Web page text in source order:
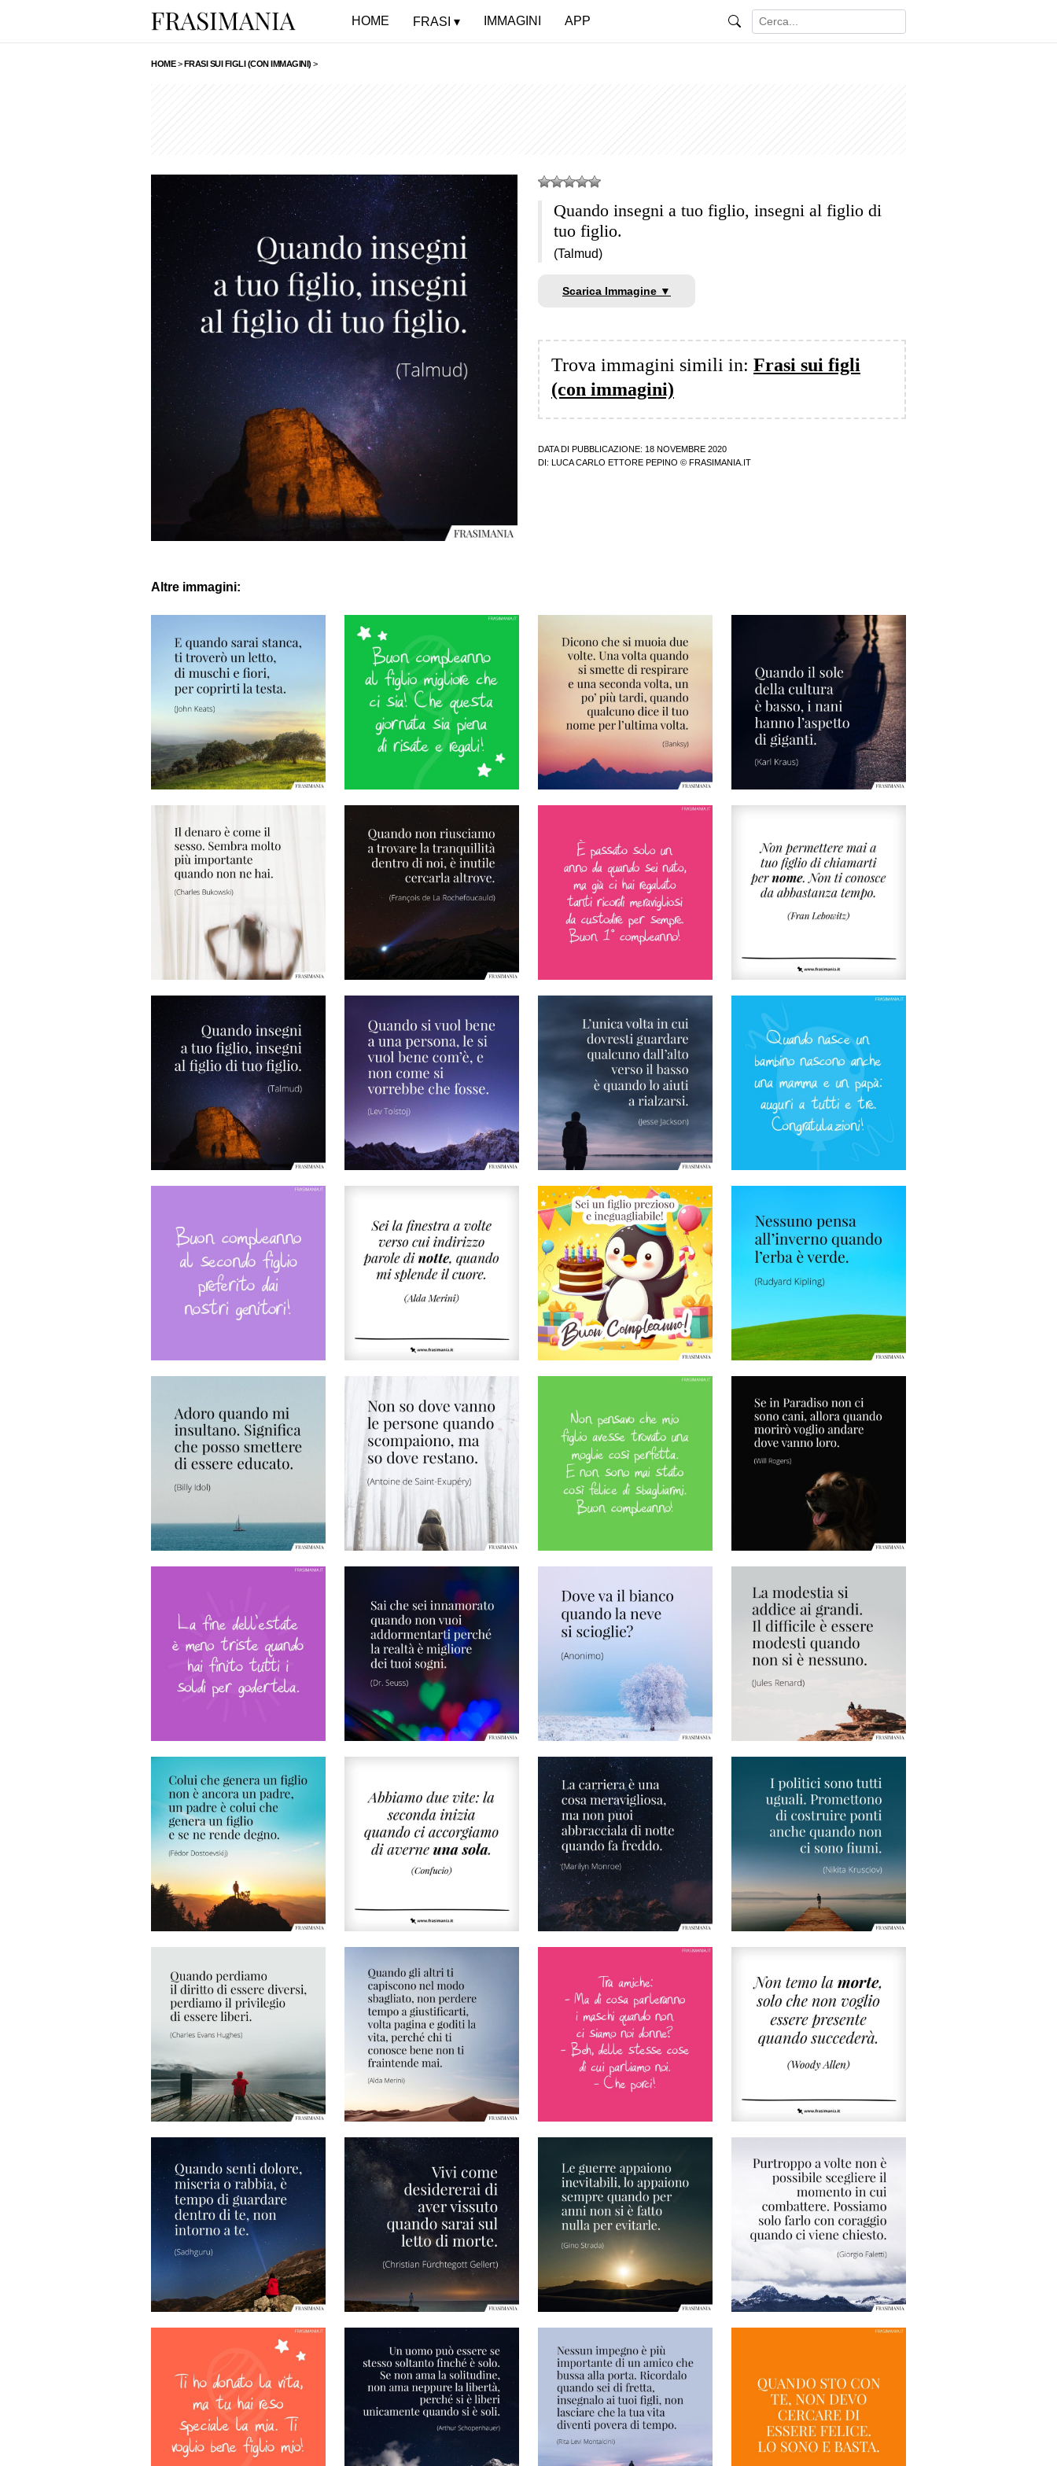
HOME FRASI IMMAGINI APP
HOME>FRASI SUI FIGLI (CON IMMAGINI) >
Quando insegni a tuo figlio, insegni al figlio di
tuo figlio.
(Talmud)
Scarica Immagine ▼
Trova immagini simili in: Frasi sui figli
(con immagini)
DATA DI PUBBLICAZIONE: 18 NOVEMBRE 2020
DI:
LUCA CARLO ETTORE PEPINO © FRASIMANIA.IT
Altre immagini: